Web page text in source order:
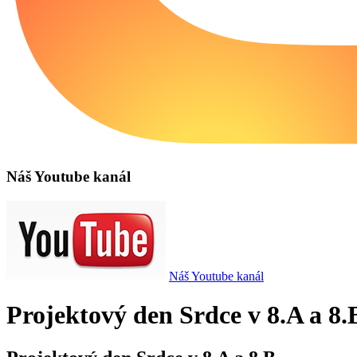
Náš Youtube kanál
Náš Youtube kanál
Projektový den Srdce v 8.A a